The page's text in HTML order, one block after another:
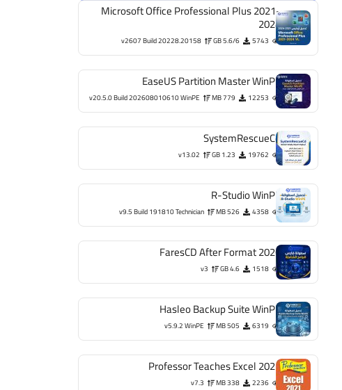
Microsoft Office Professional Plus 2021-
2024
5743
5.6/6 GB
v2607 Build 20228.20158
EaseUS Partition Master WinPE
12253
779 MB
v20.5.0 Build 202608010610 WinPE
SystemRescueCd
19762
1.23 GB
v13.02
R-Studio WinPE
4358
526 MB
v9.5 Build 191810 Technician
FaresCD After Format 2026
1518
4.6 GB
v3
Hasleo Backup Suite WinPE
6319
505 MB
v5.9.2 WinPE
Professor Teaches Excel 2021
2236
338 MB
v7.3